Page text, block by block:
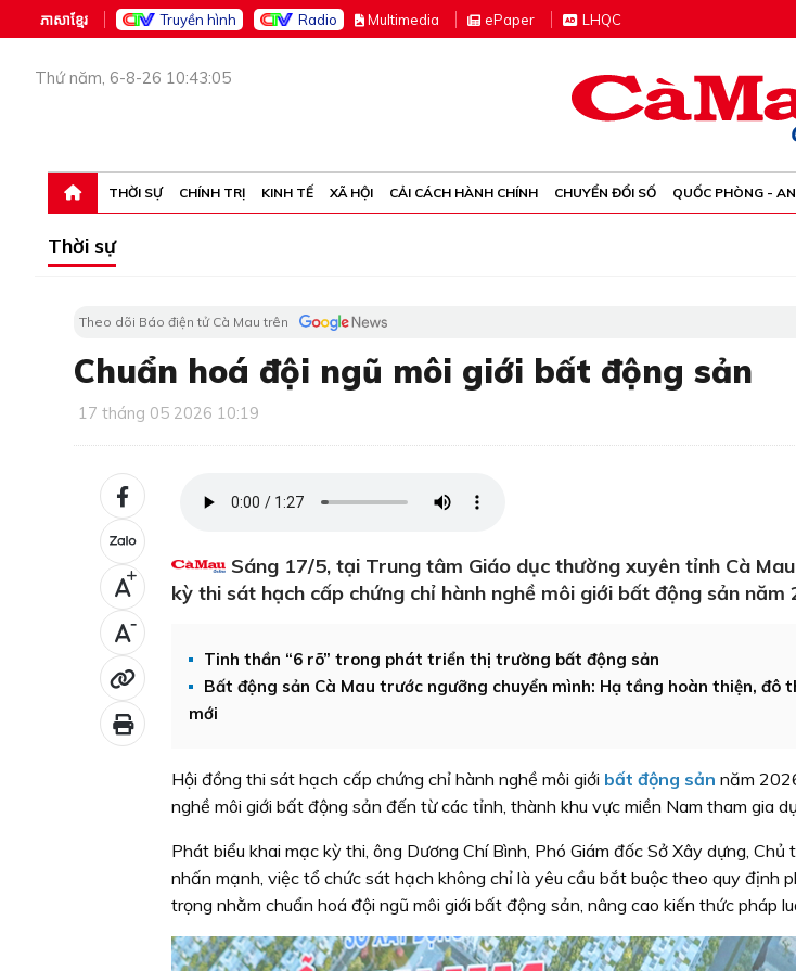
ភាសាខ្មែរ Truyền hình Radio Multimedia ePaper LHQC
Thứ năm, 6-8-26 10:43:05
THỜI SỰ CHÍNH TRỊ KINH TẾ XÃ HỘI CẢI CÁCH HÀNH CHÍNH CHUYỂN ĐỔI SỐ QUỐC PHÒNG -
Thời sự
Theo dõi Báo điện tử Cà Mau trên
Chuẩn hoá đội ngũ môi giới bất động sản
17 tháng 05 2026 10:19
+
-
Sáng 17/5, tại Trung tâm Giáo dục thường xuyên tỉnh Cà
kỳ thi sát hạch cấp chứng chỉ hành nghề môi giới bất động sản năm
Tinh thần “6 rõ” trong phát triển thị trường bất động sản
Bất động sản Cà Mau trước ngưỡng chuyển mình: Hạ tầng hoàn thiện, đô
mới
Hội đồng thi sát hạch cấp chứng chỉ hành nghề môi giới bất động sản năm
nghề môi giới bất động sản đến từ các tỉnh, thành khu vực miền Nam tham gia
Phát biểu khai mạc kỳ thi, ông Dương Chí Bình, Phó Giám đốc Sở Xây dựng,
nhấn mạnh, việc tổ chức sát hạch không chỉ là yêu cầu bắt buộc theo quy định
trọng nhằm chuẩn hoá đội ngũ môi giới bất động sản, nâng cao kiến thức pháp